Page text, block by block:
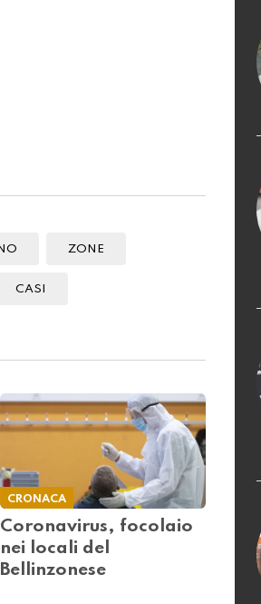
ZONE
CASI
CRONACA
Coronavirus, focolaio
nei locali del
Bellinzonese